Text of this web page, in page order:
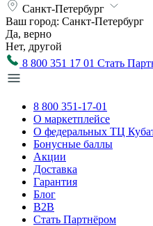
Санкт-Петербург
Ваш город: Санкт-Петербург
Да, верно
Нет, другой
8 800 351 17 01 Стать
8 800 351-17-01
О маркетплейсе
О федеральных ТЦ
Бонусные баллы
Акции
Доставка
Гарантия
Блог
B2B
Стать Партнёром